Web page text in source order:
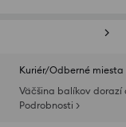
Kuriér/Odberné miesta
Väčšina balíkov
Podrobnosti >